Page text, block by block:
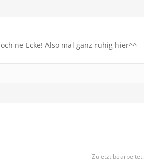
ne Ecke! Also mal ganz ruhig hier^^
Zuletzt bearbeitet: